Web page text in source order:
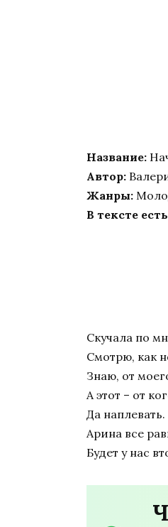
Название:
Автор:
Жанры:
В тексте
Скучала по
Смотрю, как
Знаю, от
А этот – от
Да наплевать.
Арина все
Будет у нас